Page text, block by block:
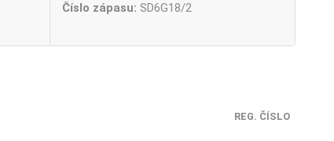
Číslo zápasu: SD6G18/2
REG. ČÍSLO